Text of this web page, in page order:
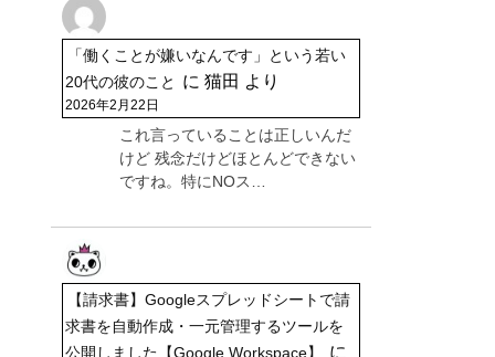
「働くことが嫌いなんです」という若い
20代の彼のこと
に 猫田 より
2026年2月22日
これ言っていることは正しいんだ
けど 残念だけどほとんどできない
ですね。特にNOス…
【請求書】Googleスプレッドシートで請
求書を自動作成・一元管理するツールを
公開しました【Google Workspace】
に